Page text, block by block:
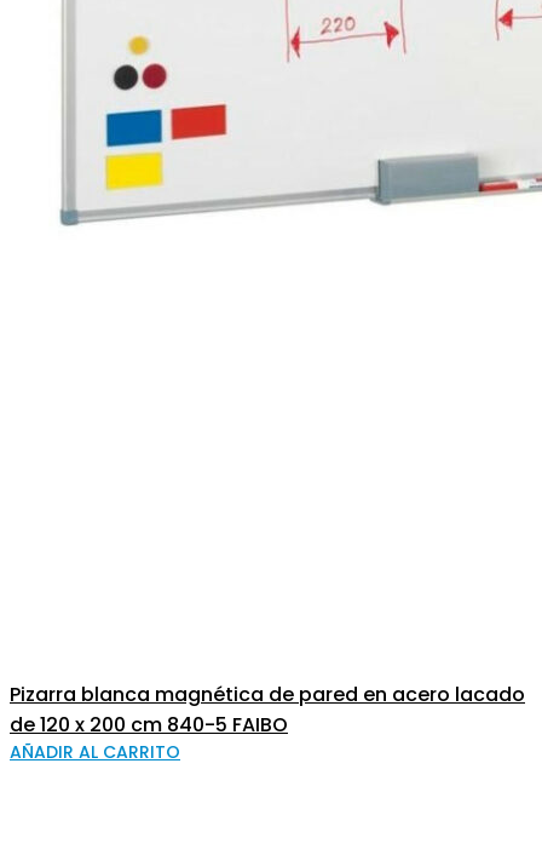
Pizarra blanca magnética de pared en acero lacado
de 120 x 200 cm 840-5 FAIBO
AÑADIR AL CARRITO